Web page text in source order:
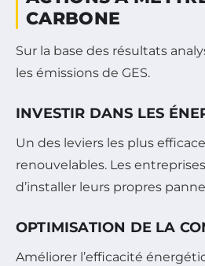
CARBONE
Sur la base des résultats
les émissions de GES.
INVESTIR DANS LES
Un des leviers les plus
renouvelables. Les
d’installer leurs propres
OPTIMISATION DE LA
Améliorer l’efficacité